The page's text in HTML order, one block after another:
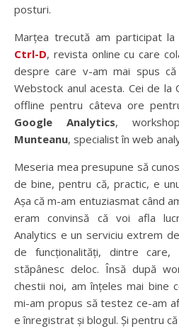
posturi.
Marțea trecută am participat la
Ctrl-D, revista online cu care
despre care v-am mai spus
Webstock anul acesta. Cei de la
offline pentru câteva ore
Google Analytics,
Munteanu, specialist în web
Meseria mea presupune să
de bine, pentru că, practic, e
Așa că m-am entuziasmat când
eram convinsă că voi afla
Analytics e un serviciu extrem
de funcționalități, dintre
stăpânesc deloc. Însă după
chestii noi, am înțeles mai bine
mi-am propus să testez ce-am
e înregistrat și blogul. Și pentru